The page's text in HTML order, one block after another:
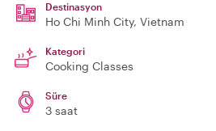
Destinasyon
Ho Chi Minh City, Vietnam
Kategori
Cooking Classes
Süre
3 saat